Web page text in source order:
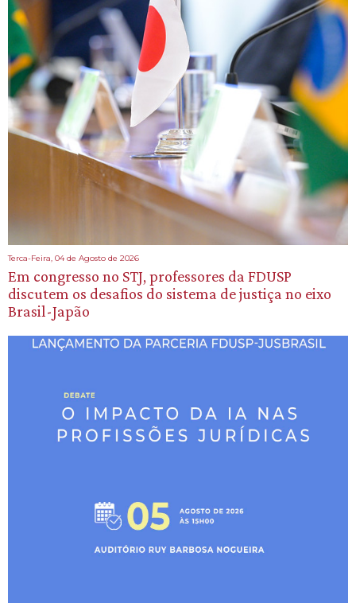
Terca-Feira, 04 de Agosto de 2026
Em congresso no STJ, professores da FDUSP
discutem os desafios do sistema de justiça no eixo
Brasil-Japão